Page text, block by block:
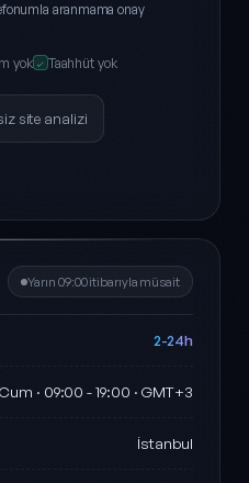
aranmama onay
yok ✓ Taahhüt yok
site analizi
Yarın 09:00 itibarıyla müsait
2-24h
· 09:00 - 19:00 · GMT+3
İstanbul